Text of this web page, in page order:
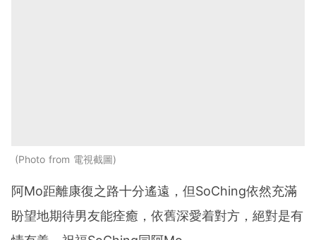
Photo from 電視截圖
阿Mo距離康復之路十分遙遠，但SoChing依然充滿
盼望地期待男友能痊癒，依舊深愛着對方，絕對是有